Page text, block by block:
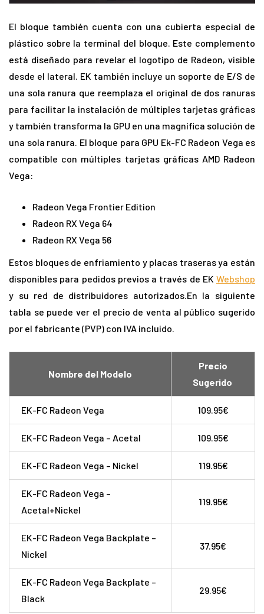
El bloque también cuenta con una cubierta especial de
plástico sobre la terminal del bloque. Este complemento
está diseñado para revelar el logotipo de Radeon, visible
desde el lateral. EK también incluye un soporte de E/S de
una sola ranura que reemplaza el original de dos ranuras
para facilitar la instalación de múltiples tarjetas gráficas
y también transforma la GPU en una magnífica solución de
una sola ranura. El bloque para GPU Ek-FC Radeon Vega es
compatible con múltiples tarjetas gráficas AMD Radeon
Vega:
Radeon Vega Frontier Edition
Radeon RX Vega 64
Radeon RX Vega 56
Estos bloques de enfriamiento y placas traseras ya están
disponibles para pedidos previos a través de EK Webshop
y su red de distribuidores autorizados.En la siguiente
tabla se puede ver el precio de venta al público sugerido
por el fabricante (PVP) con IVA incluido.
Nombre del Modelo
Precio
Sugerido
EK-FC Radeon Vega 109.95€
EK-FC Radeon Vega – Acetal 109.95€
EK-FC Radeon Vega – Nickel 119.95€
EK-FC Radeon Vega –
Acetal+Nickel
119.95€
EK-FC Radeon Vega Backplate –
Nickel
37.95€
EK-FC Radeon Vega Backplate –
Black
29.95€